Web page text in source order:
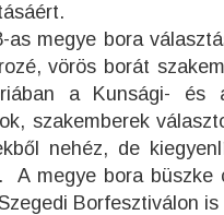
as megye bora
vörös borát
a Kunsági- és
szakemberek
nehéz, de
A megye bora büszke
Borfesztiválon